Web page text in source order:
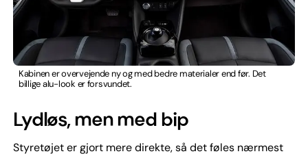
Kabinen er overvejende ny og med bedre materialer end før. Det
billige alu-look er forsvundet.
Lydløs, men med bip
Styretøjet er gjort mere direkte, så det føles nærmest